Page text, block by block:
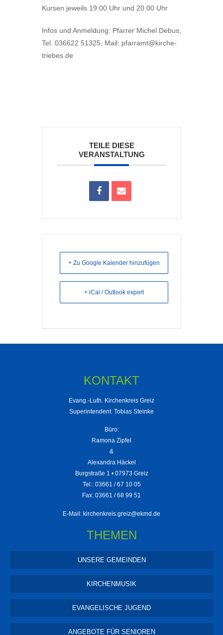
Kursen jeweils 19.00 Uhr und 20.00 Uhr
Infos und Anmeldung: Pfarrer Michel Debus,
Tel. 036622 51325, Mail: pfarramt@kirche-
triebes.de
TEILE DIESE
VERANSTALTUNG
+ Zu Google Kalender hinzufügen
+ iCal / Outlook export
KONTAKT
Evang.-Luth. Kirchenkreis Greiz
Superintendent: Tobias Steinke
Büro:
Ramona Zipfel
&
Alexandra Häckel
Burgstraße 1 • 07973 Greiz
Tel.: 03661 / 67 10 05
Fax: 03661 / 68 99 51
E-Mail: kirchenkreis.greiz@ekmd.de
THEMEN
UNSERE GEMEINDEN
KIRCHENMUSIK
EVANGELISCHE JUGEND
ANGEBOTE FÜR SENIOREN